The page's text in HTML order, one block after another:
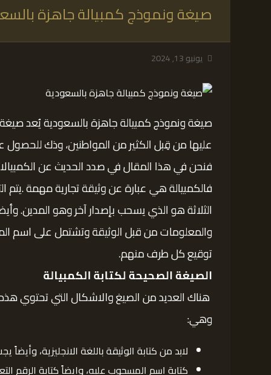
صيغة ونموذج كمبيالة جاهزة
يونيو 13, 2024
صيغة ونموذج كمبيالة جاهزة بالسعودية يُعد صيغة
عليها من قِبل الكثير من المواطنين، وذك
فنحن في هذا المقال في صدد الحديث عن
فالكمبيالة هي عبارة عن وثيقة تجارية مهمة .يتم
الثلاثة هو الذي يسحب بإصدار آخر وهو المدين.
والمعلومات من قبل الوثيقة وتشتمل على اسم
توقيع كل طرف منهم.
الصيغة الصحيحة لكتابة الكمبيالة
هناك العديد من الصيغ والاشكال التي تحتوي هذه
وهي:
لابد من كتابة الوثيقة باللغة الانجليزية، وأيضاً
كتابة اسم المسحوب عليه، وايضاً كتابة الرقم